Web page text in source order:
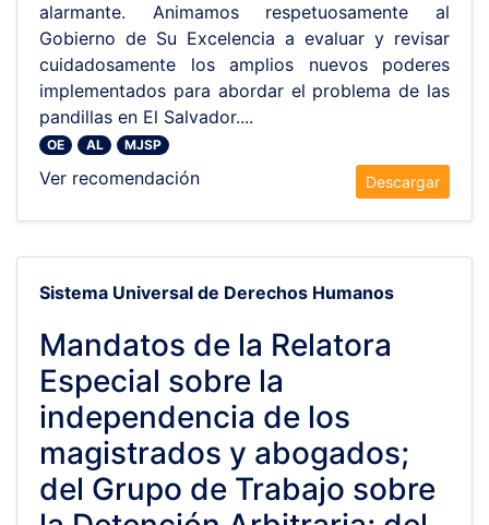
alarmante. Animamos respetuosamente al
Gobierno de Su Excelencia a evaluar y revisar
cuidadosamente los amplios nuevos poderes
implementados para abordar el problema de las
pandillas en El Salvador....
OE AL MJSP
Ver recomendación Descargar
Sistema Universal de Derechos Humanos
Mandatos de la Relatora
Especial sobre la
independencia de los
magistrados y abogados;
del Grupo de Trabajo sobre